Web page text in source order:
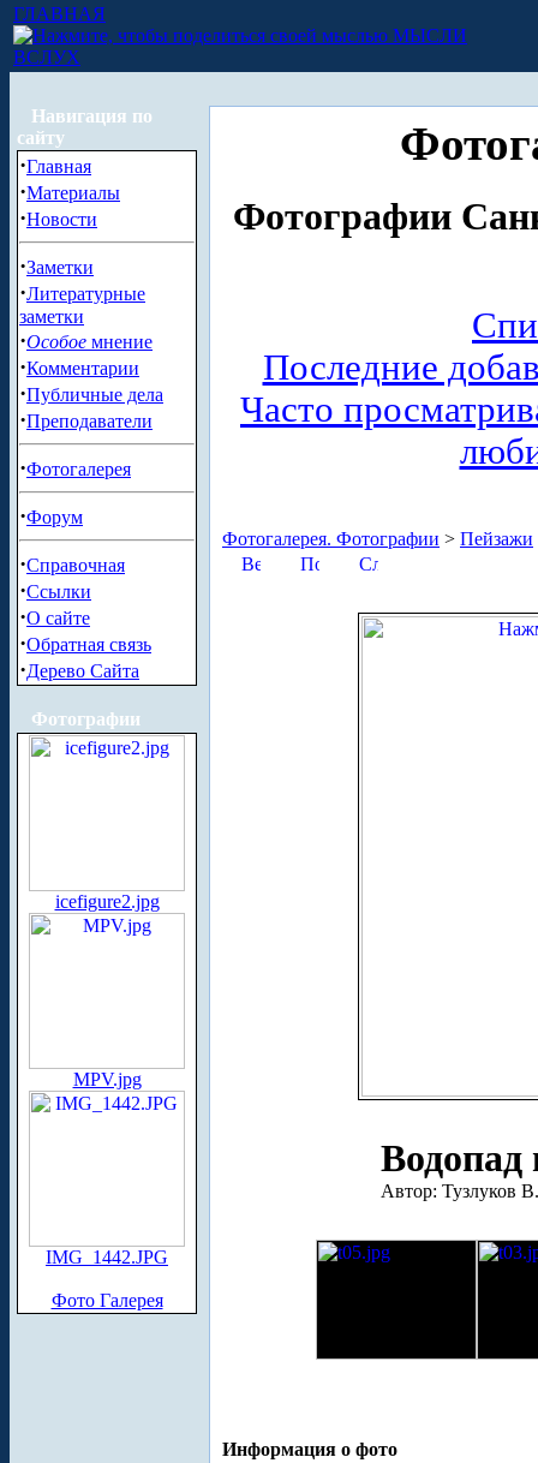
ГЛАВНАЯ
МЫСЛИ
ВСЛУХ
Навигация по
сайту
·Главная
·Материалы
·Новости
·Заметки
·Литературные
заметки
·Особое мнение
·Комментарии
·Публичные дела
·Преподаватели
·Фотогалерея
·Форум
·Справочная
·Ссылки
·О сайте
·Обратная связь
·Дерево Сайта
Фотографии
icefigure2.jpg
MPV.jpg
IMG_1442.JPG
Фото Галерея
Фотографии
Последние
Часто
Фотогалерея. Фотографии > Пейзажи
Автор: Тузлуков
Информация о фото